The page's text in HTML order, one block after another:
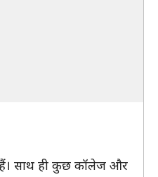
हैं। साथ ही कुछ कॉलेज और